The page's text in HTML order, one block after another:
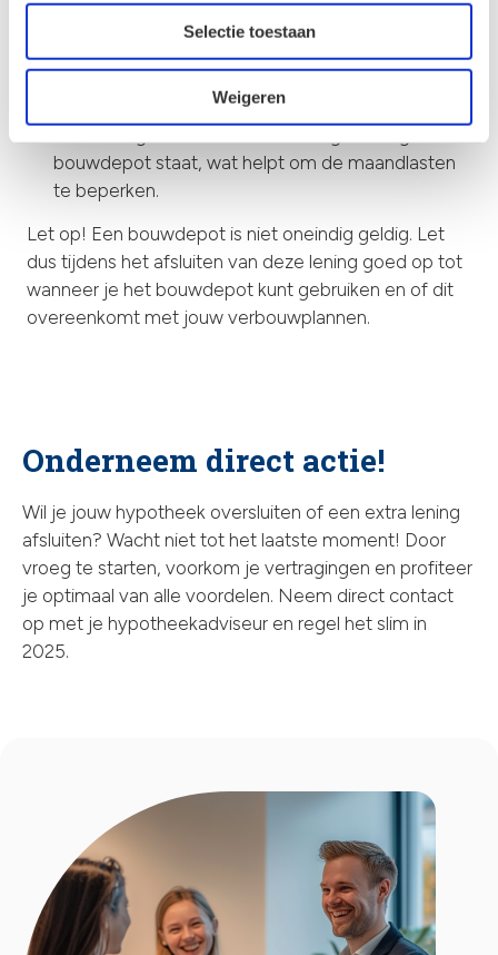
Selectie toestaan
Weigeren
financiële voordelen:
De rente over de lening is vaak aftrekbaar bij de
bouwdepot staat, wat helpt om de maandlasten
te beperken.
Let op! Een bouwdepot is niet oneindig geldig. Let
dus tijdens het afsluiten van deze lening goed op tot
wanneer je het bouwdepot kunt gebruiken en of dit
overeenkomt met jouw verbouwplannen.
Onderneem direct actie!
Wil je jouw hypotheek oversluiten of een extra lening
afsluiten? Wacht niet tot het laatste moment! Door
vroeg te starten, voorkom je vertragingen en profiteer
je optimaal van alle voordelen. Neem direct contact
op met je hypotheekadviseur en regel het slim in
2025.